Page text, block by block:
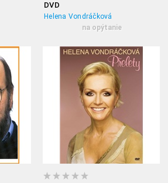
DVD
Helena Vondráčková
na opýtanie